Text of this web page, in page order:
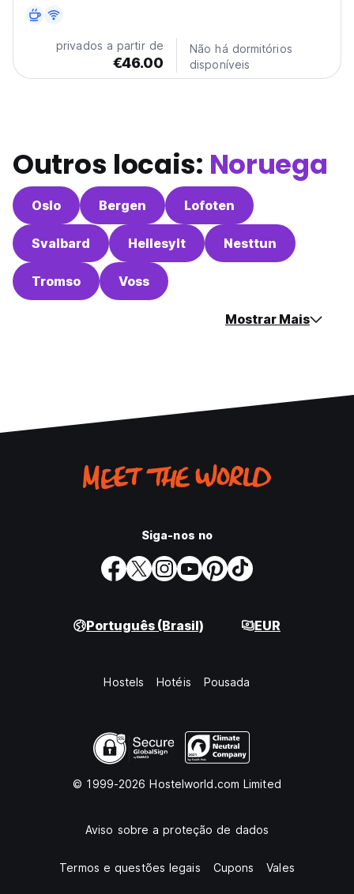
breath-taking beauty of Mandal , your gateway to
coastal paradise. Book a room or contact us to start...
privados a partir de
€46.00
Não há dormitórios
disponíveis
Outros locais: Noruega
Oslo Bergen Lofoten
Svalbard Hellesylt Nesttun
Tromso Voss
Mostrar Mais
Siga-nos no
Português (Brasil) EUR
Hostels Hotéis Pousada
© 1999-2026 Hostelworld.com Limited
Aviso sobre a proteção de dados
Termos e questões legais Cupons Vales